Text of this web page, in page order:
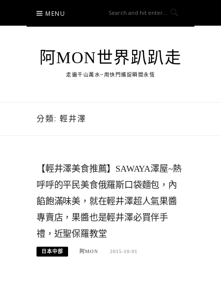
content
MENU
阿MON世界趴趴走
走遍千山萬水~用快門捕捉瞬間永恆
分類: 輕井澤
【輕井澤美食推薦】SAWAYA澤屋~熱
呼呼的平民美食俄羅斯口袋麵包，內
餡飽滿味美，就在輕井澤超人氣果醬
專賣店，果醬也是輕井澤必買伴手
禮，近聖保羅教堂
日本中部 阿MON 2015-10-01